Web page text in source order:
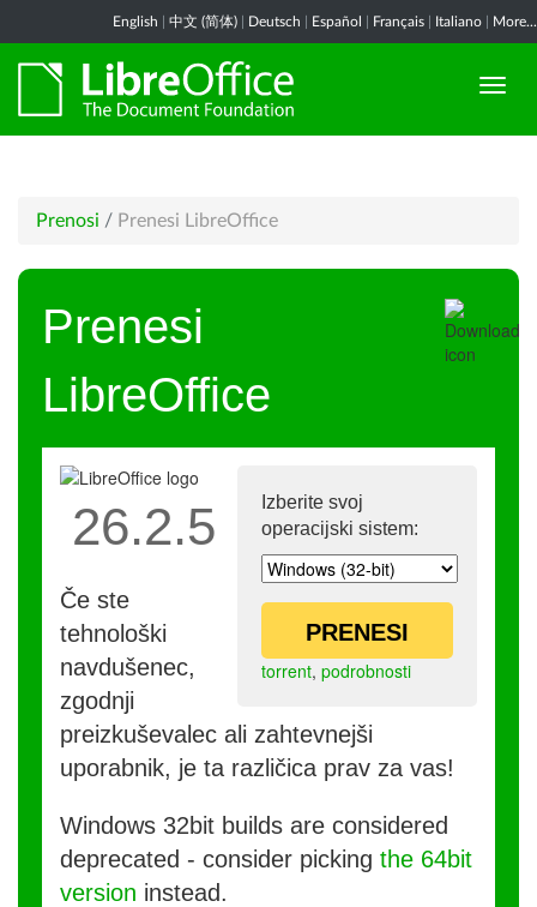
English 中文 (简体) Deutsch Español Français Italiano More...
Prenosi / Prenesi LibreOffice
Prenesi
LibreOffice
Izberite svoj
operacijski sistem:
PRENESI
torrent, podrobnosti
26.2.5
Če ste
tehnološki
navdušenec,
zgodnji
preizkuševalec ali zahtevnejši
uporabnik, je ta različica prav za vas!
Windows 32bit builds are considered
deprecated - consider picking the 64bit
version instead.